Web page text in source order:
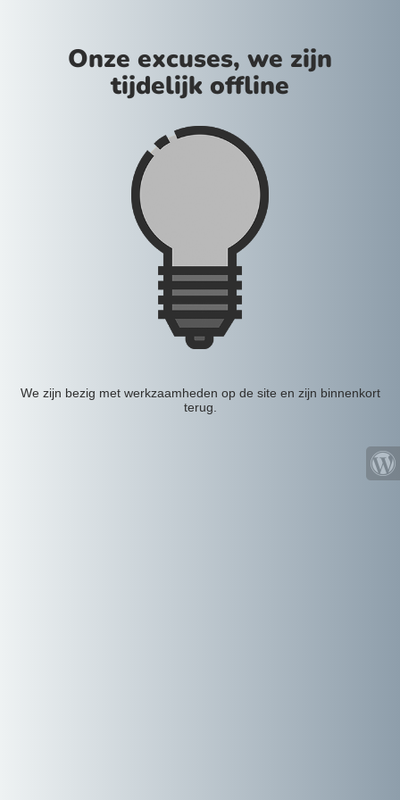
Onze excuses, we zijn
tijdelijk offline
We zijn bezig met werkzaamheden op de site en zijn binnenkort
terug.